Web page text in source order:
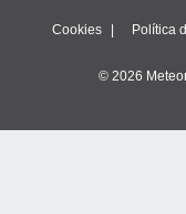
Cookies Política
© 2026